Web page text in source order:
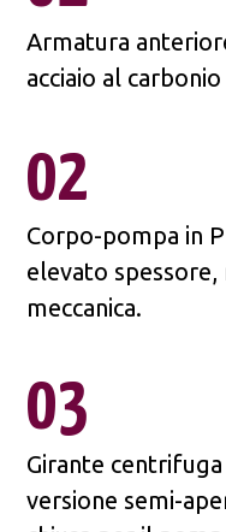
Armatura
acciaio al
02
Corpo-pompa in
elevato spessore,
meccanica.
03
Girante centrifuga
versione semi-